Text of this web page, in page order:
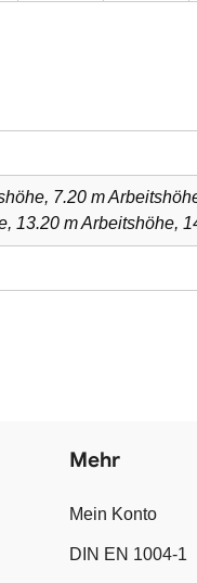
7.20 m
13.20 m Arbeitshöhe,
Mehr
Mein Konto
DIN EN 1004-1